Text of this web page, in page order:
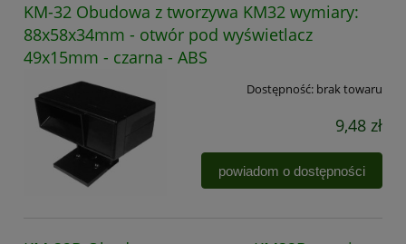
KM-32 Obudowa z tworzywa KM32 wymiary:
88x58x34mm - otwór pod wyświetlacz
49x15mm - czarna - ABS
Dostępność: brak towaru
9,48 zł
powiadom o dostępności